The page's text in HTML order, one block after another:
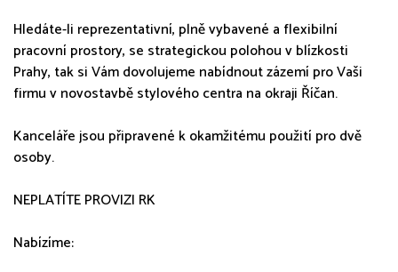
Hledáte-li reprezentativní, plně vybavené a flexibilní
pracovní prostory, se strategickou polohou v blízkosti
Prahy, tak si Vám dovolujeme nabídnout zázemí pro Vaši
firmu v novostavbě stylového centra na okraji Říčan.
Kanceláře jsou připravené k okamžitému použití pro dvě
osoby.
NEPLATÍTE PROVIZI RK
Nabízíme: